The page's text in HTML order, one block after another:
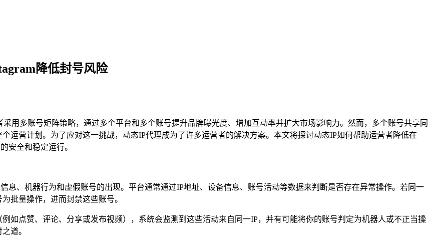
降低封号风险
用多账号矩阵策略，通过多个平台和多个账号提升品牌曝光度、增加互动率并扩大市场影响力。然而，多个账号共享同
运营计划。为了应对这一挑战，动态IP代理成为了许多运营者的解决方案。本文将探讨动态IP如何帮助运营者降低在
安全和稳定运行。
息、机器行为和虚假账号的出现。平台通常通过IP地址、设备信息、账号活动等数据来判断是否存在异常操作。若同一
批量操作，进而封禁这些账号。
如点赞、评论、分享或发布视频），系统会监测到这些活动来自同一IP，并有可能将你的账号判定为机器人或不正当操
道。